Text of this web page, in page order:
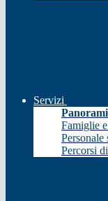
Servizi
Famiglie
Personale
Percorsi